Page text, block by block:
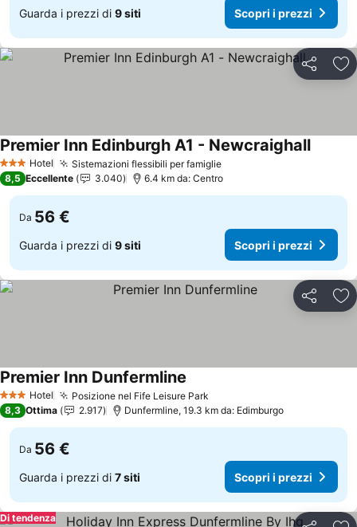
Guarda i prezzi di 9 siti Scopri i prezzi
Condividi
3 StelleHotel Sistemazioni flessibili per famiglieScopri i prezzi
Premier Inn Edinburgh A1 - NewcraighallScopri
8,5 Eccellente 3.040 6.4 km da: Centro
Da 56 €
Guarda i prezzi di 9 siti Scopri i prezzi
Condividi
3 StelleHotel Posizione nel Fife Leisure Park
Premier Inn Dunfermline
8,3 Ottima 2.917 Dunfermline, 19.3 km da: Edimburgo
Da 56 €
Guarda i prezzi di 7 siti Scopri i prezzi
Di tendenza